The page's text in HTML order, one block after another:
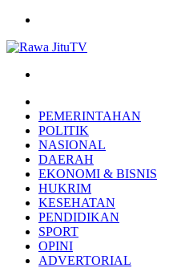
PEMERINTAHAN
POLITIK
NASIONAL
DAERAH
EKONOMI & BISNIS
HUKRIM
KESEHATAN
PENDIDIKAN
SPORT
OPINI
ADVERTORIAL